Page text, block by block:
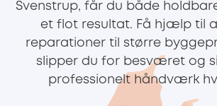
Svenstrup, får du både
et flot resultat. Få hjælp til
reparationer til større
slipper du for besværet og
professionelt håndværk